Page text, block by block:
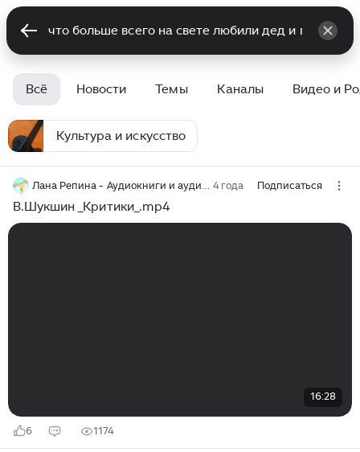
Всё Новости Темы Каналы Видео и
Культура и искусство
Лана Репина - Аудиокниги и аудиоучебники 4 года Подписаться
В.Шукшин _Критики_.mp4
16:28
6 1174